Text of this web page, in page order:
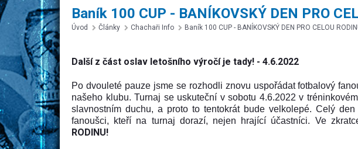
Baník 100 CUP - BANÍKOVSKÝ DEN PRO
Úvod Články Chachaři Info Baník 100 CUP - BANÍKOVSKÝ DEN PRO CELOU
Další z část oslav letošního výročí je tady! - 4.6.2022
Po dvouleté pauze jsme se rozhodli znovu uspořádat fotbalový
našeho klubu. Turnaj se uskuteční v sobotu 4.6.2022 v
slavnostním duchu, a proto to tentokrát bude velkolepé. Celý
fanoušci, kteří na turnaj dorazí, nejen hrající účastníci. Ve
RODINU!